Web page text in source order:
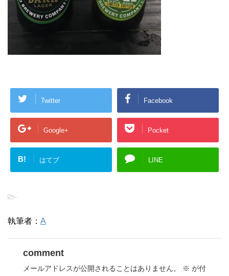
Twitter Facebook
Google+ Pocket
B! はてブ LINE
-
執筆者： A
comment
メールアドレスが公開されることはありません。 ※ が付